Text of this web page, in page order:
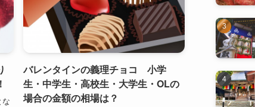
バレンタインの義理チョコ 小学
生・中学生・高校生・大学生・OLの
場合の金額の相場は？